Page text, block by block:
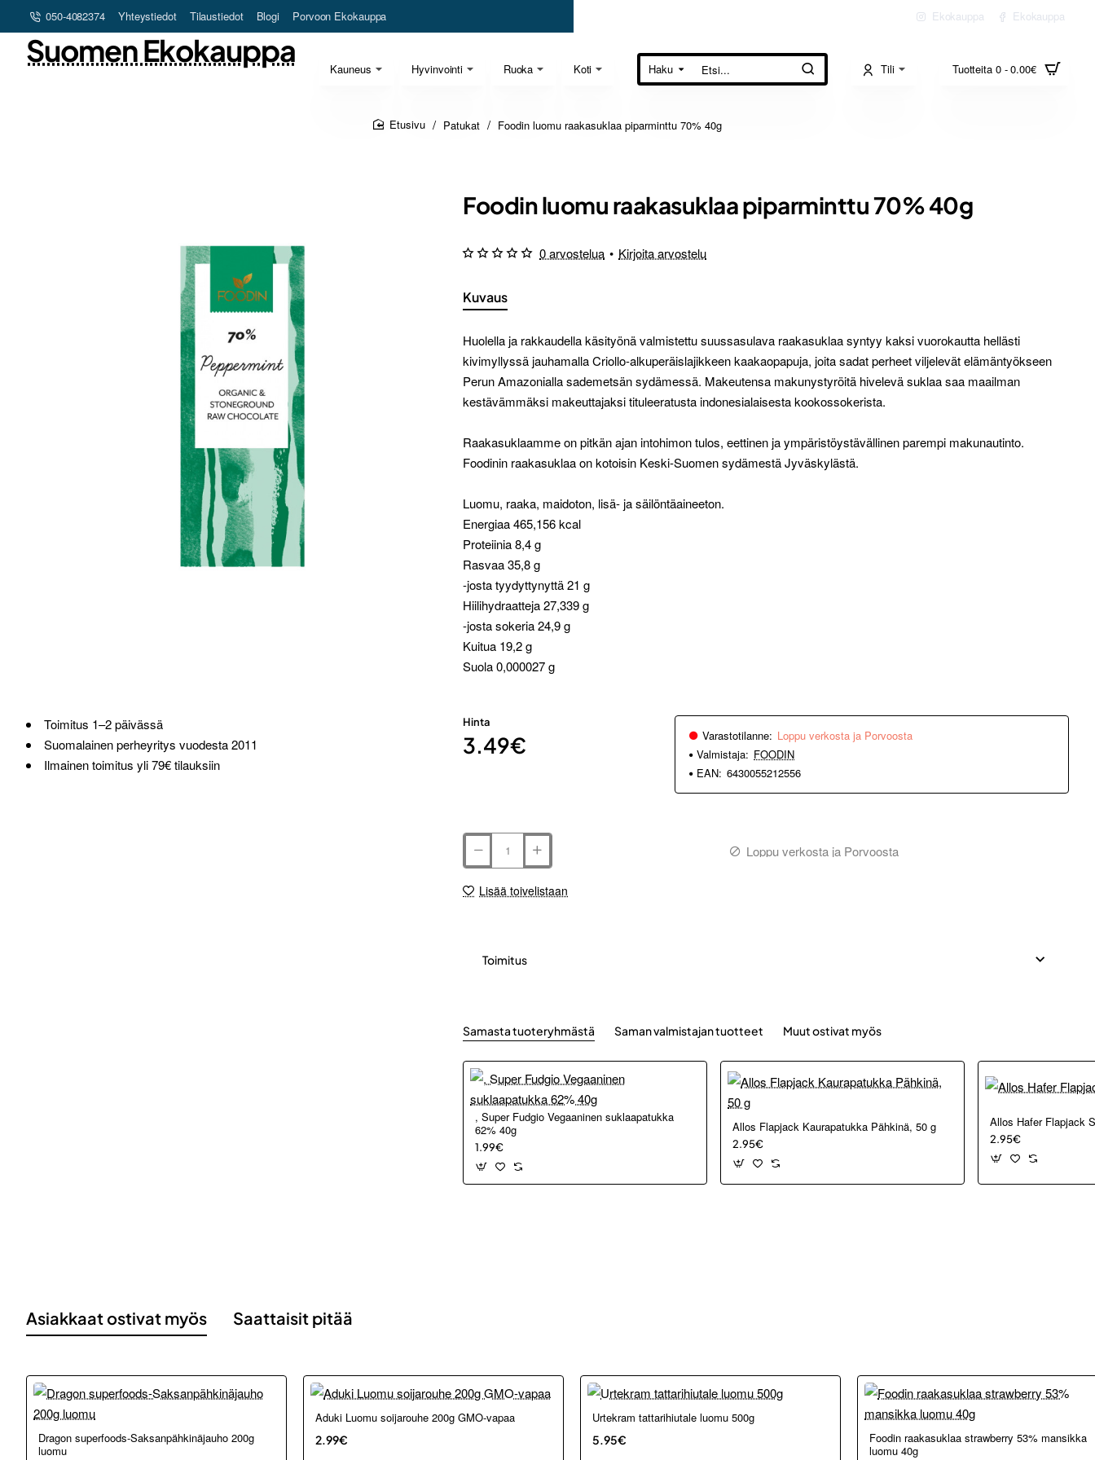
050-4082374 Yhteystiedot Tilaustiedot Blogi Porvoon Ekokauppa Ekokauppa Ekokauppa
Kauneus Hyvinvointi Ruoka Koti
Suomen Ekokauppa
Haku
Etsi... Tili Tuotteita 0 - 0.00€
Patukat Foodin luomu raakasuklaa piparminttu 70% 40g
Toimitus 1–2 päivässä
Suomalainen perheyritys vuodesta 2011
Ilmainen toimitus yli 79€ tilauksiin
Foodin luomu raakasuklaa piparminttu 70% 40g
Kuvaus
Huolella ja rakkaudella käsityönä valmistettu suussasulava raakasuklaa syntyy kaksi vuorokautta hellästi
kivimyllyssä jauhamalla Criollo-alkuperäislajikkeen kaakaopapuja, joita sadat perheet viljelevät elämäntyökseen
Perun Amazonialla sademetsän sydämessä. Makeutensa makunystyröitä hivelevä suklaa saa maailman
kestävämmäksi makeuttajaksi tituleeratusta indonesialaisesta kookossokerista.
Raakasuklaamme on pitkän ajan intohimon tulos, eettinen ja ympäristöystävällinen parempi makunautinto.
Foodinin raakasuklaa on kotoisin Keski-Suomen sydämestä Jyväskylästä.
Luomu, raaka, maidoton, lisä- ja säilöntäaineeton.
Energiaa 465,156 kcal
Proteiinia 8,4 g
Rasvaa 35,8 g
-josta tyydyttynyttä 21 g
Hiilihydraatteja 27,339 g
-josta sokeria 24,9 g
Kuitua 19,2 g
Suola 0,000027 g
0 arvostelua • Kirjoita arvostelu
Hinta
3.49€ Varastotilanne: Loppu verkosta ja Porvoosta
Valmistaja: FOODIN
EAN: 6430055212556
Loppu verkosta ja Porvoosta
Lisää toivelistaan
Toimitus
Samasta tuoteryhmästä Saman valmistajan tuotteet Muut ostivat myös
, Super Fudgio Vegaaninen suklaapatukka
62% 40g
1.99€
Allos Flapjack Kaurapatukka Pähkinä, 50 g
2.95€
Allos Hafer Flapjack
2.95€
Asiakkaat ostivat myös Saattaisit pitää
Dragon superfoods-Saksanpähkinäjauho 200g
luomu
Aduki Luomu soijarouhe 200g GMO-vapaa
2.99€
Urtekram tattarihiutale luomu 500g
5.95€
Foodin raakasuklaa strawberry 53% mansikka
luomu 40g